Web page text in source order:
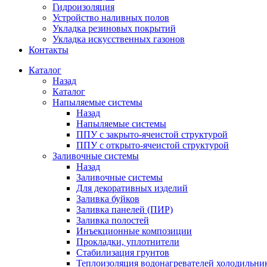
Гидроизоляция
Устройство наливных полов
Укладка резиновых покрытий
Укладка искусственных газонов
Контакты
Каталог
Назад
Каталог
Напыляемые системы
Назад
Напыляемые системы
ППУ с закрыто-ячеистой структурой
ППУ с открыто-ячеистой структурой
Заливочные системы
Назад
Заливочные системы
Для декоративных изделий
Заливка буйков
Заливка панелей (ПИР)
Заливка полостей
Инъекционные композиции
Прокладки, уплотнители
Стабилизация грунтов
Теплоизоляция водонагревателей